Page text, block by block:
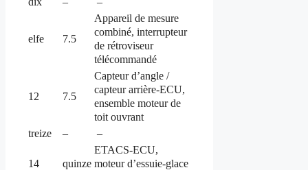
elfe 7.5
Appareil de mesure
combiné, interrupteur
de rétroviseur
télécommandé
12 7.5
Capteur d’angle /
capteur arrière-ECU,
ensemble moteur de
toit ouvrant
treize
– –
14 quinze
ETACS-ECU,
moteur d’essuie-glace